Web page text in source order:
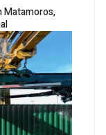
Matamoros,